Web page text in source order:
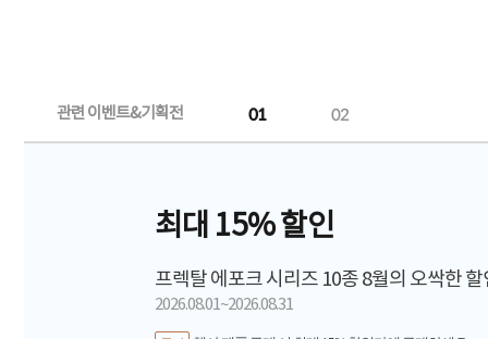
관련 이벤트&기획전 01 02
최대 15% 할인
프렉탈 에포크 시리즈 10종 8월의 오싹한 할
2026.08.01~2026.08.31